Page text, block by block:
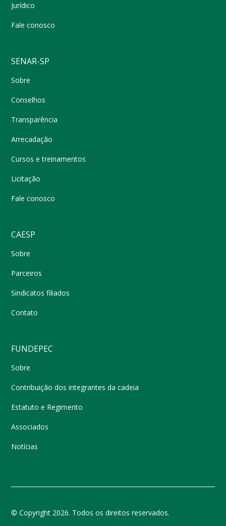
Jurídico
Fale conosco
SENAR-SP
Sobre
Conselhos
Transparência
Arrecadação
Cursos e treinamentos
Licitação
Fale conosco
CAESP
Sobre
Parceiros
Sindicatos filiados
Contato
FUNDEPEC
Sobre
Contribuição dos integrantes da cadeia
Estatuto e Regimento
Associados
Notícias
© Copyright 2026. Todos os direitos reservados.